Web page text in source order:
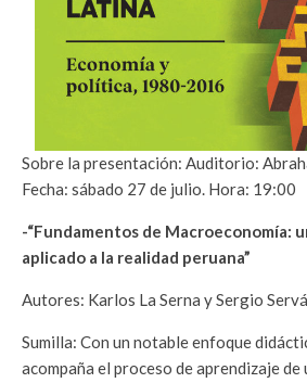
Sobre la presentación: Auditorio:
Fecha: sábado 27 de julio. Hora: 19:00
-“Fundamentos de Macroeconomía:
aplicado a la realidad peruana”
Autores: Karlos La Serna y Sergio
Sumilla: Con un notable enfoque
acompaña el proceso de aprendizaje de